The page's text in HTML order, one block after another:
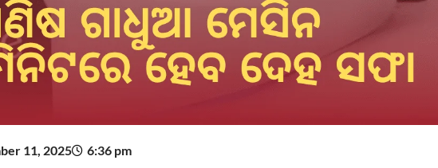
11, 2025 6:36 pm